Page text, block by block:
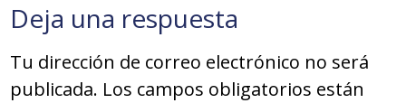
Deja una respuesta
Tu dirección de correo electrónico no será
publicada. Los campos obligatorios están